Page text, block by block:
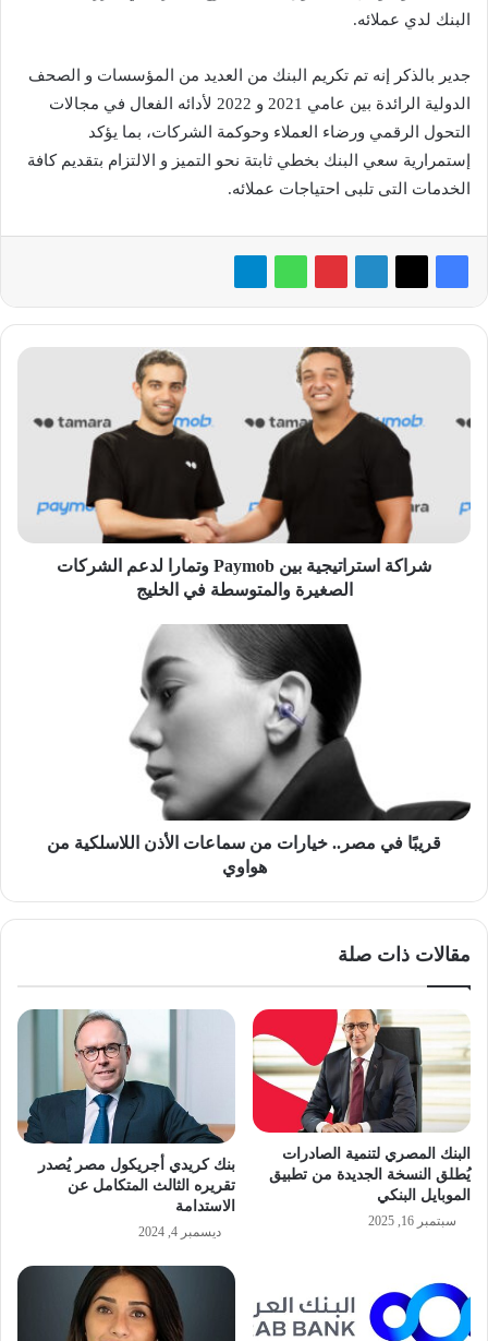
البنك لدي عملائه.
جدير بالذكر إنه تم تكريم البنك من العديد من المؤسسات و الصحف
الدولية الرائدة بين عامي 2021 و 2022 لأدائه الفعال في مجالات
التحول الرقمي ورضاء العملاء وحوكمة الشركات، بما يؤكد
إستمرارية سعي البنك بخطي ثابتة نحو التميز و الالتزام بتقديم كافة
الخدمات التى تلبى احتياجات عملائه.
شراكة
Paymob
الصغيرة
والمتوسطة
شراكة استراتيجية بين Paymob وتمارا لدعم الشركات
الصغيرة والمتوسطة في الخليج
من
هواويقريبًا في مصر.. خيارات من سماعات الأذن اللاسلكية من
هواوي
مقالات ذات صلة
البنك المصري لتنمية الصادرات
يُطلق النسخة الجديدة من تطبيق
الموبايل البنكي
سبتمبر 16, 2025
بنك كريدي أجريكول مصر يُصدر
تقريره الثالث المتكامل عن
الاستدامة
ديسمبر 4, 2024